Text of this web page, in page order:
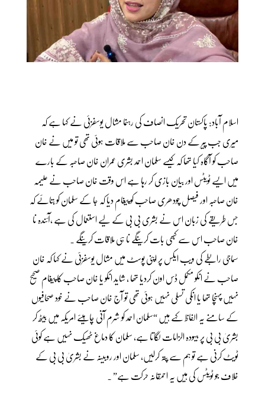
اسلام آباد: پاکستان تحریک انصاف کی رہنما مشال یوسفزئی نے کہا ہے کہ
میری جب پیر کے دن خان صاحب سے ملاقات ہوئی تھی تو میں نے خان
صاحب کو آگاہ کیا تھا کہ کیسے سلمان احمد بشری عمران خان صاحبہ کے بارے
میں ایسے ٹویٹس اور بیان بازی کر رہا ہے اس وقت خان صاحب نے علیمہ
خان صاحبہ اور فیصل چودھری صاحب کو پیغام دیا کہ جا کے سلمان کو بتائے کہ
جس طریقے کی زبان اس نے بشری بی بی کے لیے استعمال کی ہے ،آئندہ نا
خان صاحب اس سے کبھی بات کرینگے نا ہی ملاقات کرینگے ۔
سماجی رابطے کی ویب ایکس پر اپنی پوسٹ میں مشال یوسفزئی نے کہا کہ خان
صاحب نے انکو مکمل ڈس اون کردیا تھا ، شاید انکو یا خان صاحب کا پیغام صحیح
نہیں پہنچا تھا یا انکی تسلی نہیں ہوئی تھی تو آج خان صاحب نے خود صحافیوں
کے سامنے یہ الفاظ کہے ہیں “سلمان احمد کو شرم آنی چاہیئے امریکہ میں بیٹھ کر
بشریٰ بی بی پر بیہودہ الزامات لگاتا ہے، سلمان کا دماغ ٹھیک نہیں ہے کوئی
ٹویٹ کرنی ہے تو ہم سے پتہ کرلیں، سلمان اور روبینہ نے بشریٰ بی بی کے
خلاف جو ٹویٹس کی ہیں یہ احمقانہ حرکت ہے” ۔